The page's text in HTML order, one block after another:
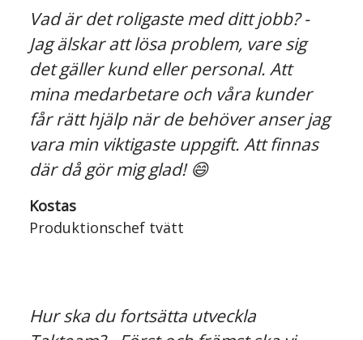
Vad är det roligaste med ditt jobb? -
Jag älskar att lösa problem, vare sig
det gäller kund eller personal. Att
mina medarbetare och våra kunder
får rätt hjälp när de behöver anser jag
vara min viktigaste uppgift. Att finnas
där då gör mig glad! 😄
Kostas
Produktionschef tvätt
Hur ska du fortsätta utveckla